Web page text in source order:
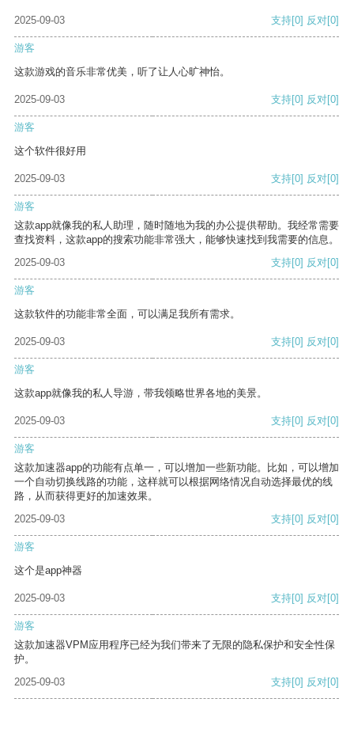
2025-09-03 支持[0] 反对[0]
游客
这款游戏的音乐非常优美，听了让人心旷神怡。
2025-09-03 支持[0] 反对[0]
游客
这个软件很好用
2025-09-03 支持[0] 反对[0]
游客
这款app就像我的私人助理，随时随地为我的办公提供帮助。我经常需要
查找资料，这款app的搜索功能非常强大，能够快速找到我需要的信息。
2025-09-03
支持[0] 反对[0]
游客
这款软件的功能非常全面，可以满足我所有需求。
2025-09-03 支持[0] 反对[0]
游客
这款app就像我的私人导游，带我领略世界各地的美景。
2025-09-03 支持[0] 反对[0]
游客
这款加速器app的功能有点单一，可以增加一些新功能。比如，可以增加
一个自动切换线路的功能，这样就可以根据网络情况自动选择最优的线
路，从而获得更好的加速效果。
2025-09-03
支持[0] 反对[0]
游客
这个是app神器
2025-09-03 支持[0] 反对[0]
游客
这款加速器VPM应用程序已经为我们带来了无限的隐私保护和安全性保
护。
2025-09-03
支持[0] 反对[0]